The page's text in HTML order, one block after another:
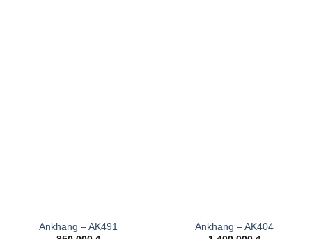
Ankhang – AK491
Ankhang – AK404